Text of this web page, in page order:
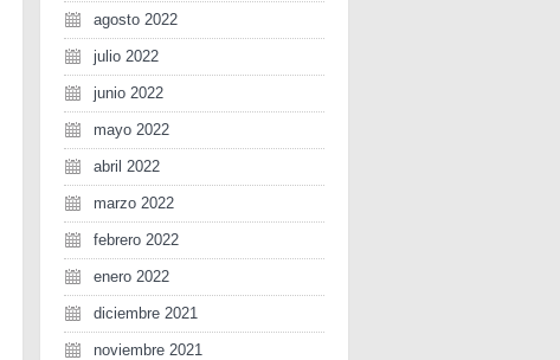
agosto 2022
julio 2022
junio 2022
mayo 2022
abril 2022
marzo 2022
febrero 2022
enero 2022
diciembre 2021
noviembre 2021